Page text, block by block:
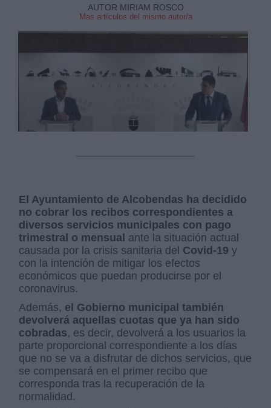
AUTOR MIRIAM ROSCO
Mas artículos del mismo autor/a
El Ayuntamiento de Alcobendas ha decidido
no cobrar los recibos correspondientes a
diversos servicios municipales con pago
trimestral o mensual ante la situación actual
causada por la crisis sanitaria del Covid-19 y
con la intención de mitigar los efectos
económicos que puedan producirse por el
coronavirus.
Además, el Gobierno municipal también
devolverá aquellas cuotas que ya han sido
cobradas, es decir, devolverá a los usuarios la
parte proporcional correspondiente a los días
que no se va a disfrutar de dichos servicios, que
se compensará en el primer recibo que
corresponda tras la recuperación de la
normalidad.
link